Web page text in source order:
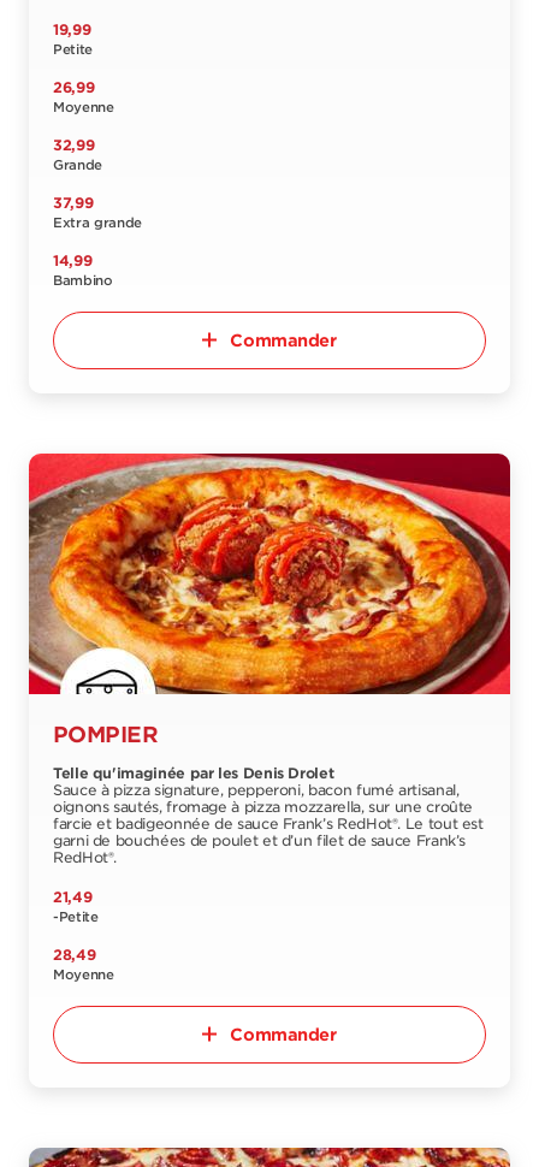
19,99
Petite
26,99
Moyenne
32,99
Grande
37,99
Extra grande
14,99
Bambino
Commander
POMPIER
Telle qu'imaginée par les Denis Drolet
Sauce à pizza signature, pepperoni, bacon fumé artisanal,
oignons sautés, fromage à pizza mozzarella, sur une croûte
farcie et badigeonnée de sauce Frank’s RedHot®. Le tout est
garni de bouchées de poulet et d’un filet de sauce Frank’s
RedHot®.
21,49
-Petite
28,49
Moyenne
Commander